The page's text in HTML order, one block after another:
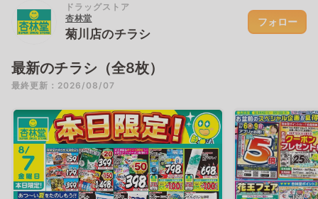
ドラッグストア
杏林堂
菊川店のチラシ
フォロー
最新のチラシ（全8枚）
最終更新：2026/08/07